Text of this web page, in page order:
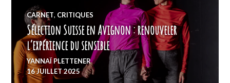
CARNET, CRITIQUES
Sélection Suisse en Avignon : renouveler
l’expérience du sensible
YANNAÏ PLETTENER
16 JUILLET 2025